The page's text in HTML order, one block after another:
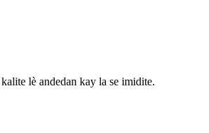
lè andedan kay la se imidite.